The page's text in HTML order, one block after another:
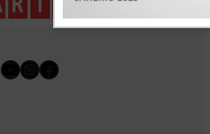
Youtube
Instagram
Facebook